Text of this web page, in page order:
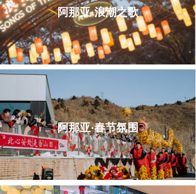
阿那亚·浪潮之歌
阿那亚·春节氛围